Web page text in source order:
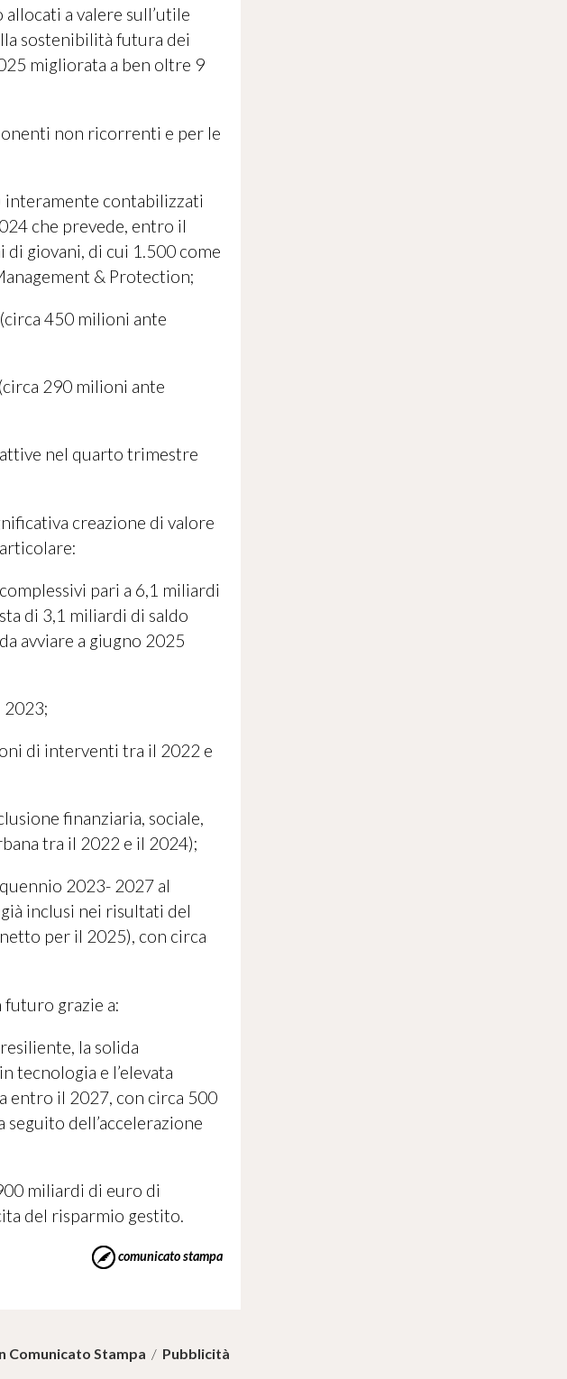
a valere sull’utile
sostenibilità futura dei
migliorata a ben oltre 9
non ricorrenti e per le
interamente contabilizzati
che prevede, entro il
giovani, di cui 1.500 come
& Protection;
450 milioni ante
290 milioni ante
nel quarto trimestre
creazione di valore
pari a 6,1 miliardi
di 3,1 miliardi di saldo
avviare a giugno 2025
di interventi tra il 2022 e
finanziaria, sociale,
tra il 2022 e il 2024);
2023- 2027 al
inclusi nei risultati del
per il 2025), con circa
futuro grazie a:
la solida
tecnologia e l’elevata
entro il 2027, con circa 500
dell’accelerazione
miliardi di euro di
del risparmio gestito.
comunicato stampa
Comunicato Stampa / Pubblicità